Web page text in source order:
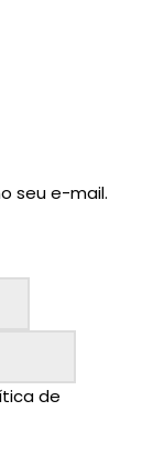
seu e-mail.
de